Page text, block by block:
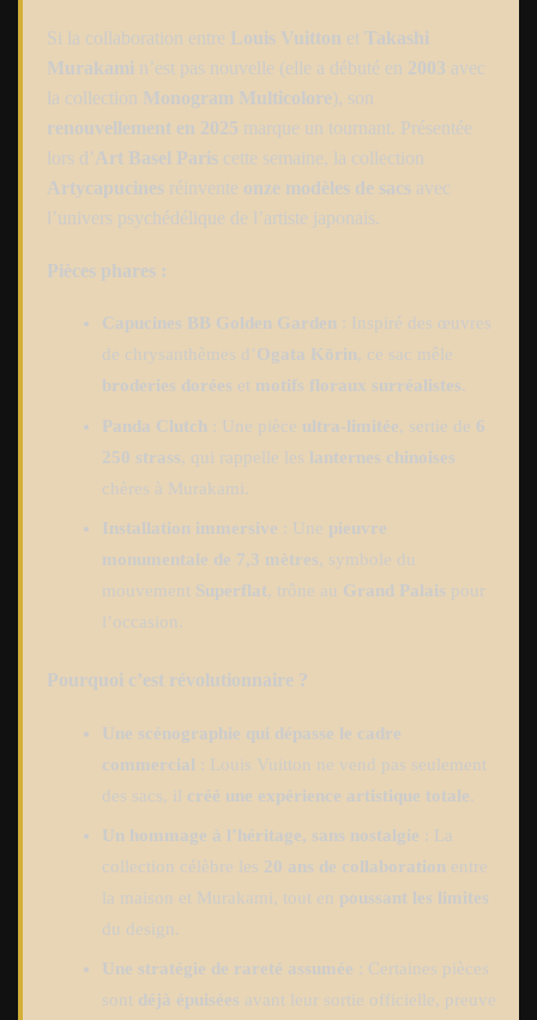
Si la collaboration entre Louis Vuitton et Takashi
Murakami n’est pas nouvelle (elle a débuté en 2003 avec
la collection Monogram Multicolore ), son
renouvellement en 2025 marque un tournant. Présentée
lors d’ Art Basel Paris cette semaine, la collection
Artycapucines réinvente onze modèles de sacs avec
l’univers psychédélique de l’artiste japonais.
Pièces phares :
Capucines BB Golden Garden : Inspiré des œuvres
de chrysanthèmes d’Ogata Kōrin, ce sac mêle
broderies dorées et motifs floraux surréalistes
Panda Clutch : Une pièce ultra-limitée, sertie de 6
250 strass, qui rappelle les lanternes chinoises
chères à Murakami.
Installation immersive : Une pieuvre
monumentale de 7,3 mètres, symbole du
mouvement Superflat, trône au Grand Palais pour
l’occasion.
Pourquoi c’est révolutionnaire ?
Une scénographie qui dépasse le cadre
commercial : Louis Vuitton ne vend pas seulement
des sacs, il créé une expérience artistique totale
Un hommage à l’héritage, sans nostalgie : La
collection célèbre les 20 ans de collaboration entre
la maison et Murakami, tout en poussant les limites
du design.
Une stratégie de rareté assumée : Certaines pièces
sont déjà épuisées avant leur sortie officielle, preuve